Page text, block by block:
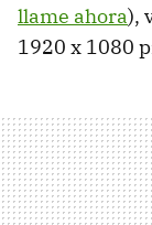
llame ahora),
1920 x 1080